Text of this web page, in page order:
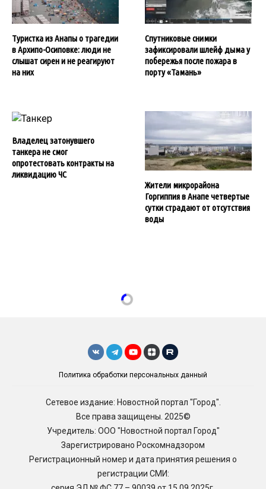
Туристка из Анапы о трагедии
в Архипо-Осиповке: люди не
слышат сирен и не реагируют
на них
Спутниковые снимки
зафиксировали шлейф дыма у
побережья после пожара в
порту «Тамань»
Владелец затонувшего
танкера не смог
опротестовать контракты на
ликвидацию ЧС
Жители микрорайона
Горгиппия в Анапе четвертые
сутки страдают от отсутствия
воды
Политика обработки персональных данный
Сетевое издание: Новостной портал "Город".
Все права защищены. 2025©
Учредитель: ООО "Новостной портал Город"
Зарегистрировано Роскомнадзором
Регистрационный номер и дата принятия решения о
регистрации СМИ: